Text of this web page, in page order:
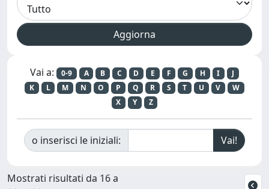
Vai a: 0-9 A B C D E F G H I
J
K
L M N O P Q R S T U V
W
X
Y Z
o inserisci le iniziali:
Mostrati risultati da 16 a